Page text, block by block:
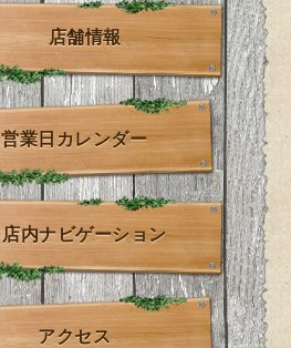
店舗情報
営業日カレンダー
店内ナビゲーション
アクセス